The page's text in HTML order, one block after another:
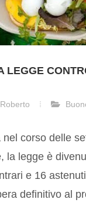
LEGGE
Roberto
nel corso delle
la legge è
e 16
definitivo al